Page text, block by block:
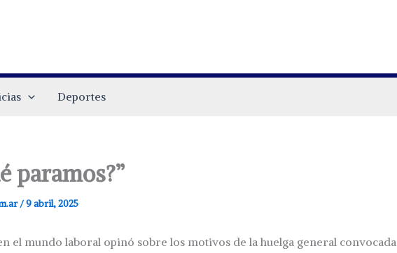
Deportes
paramos?”
/9 abril, 2025
el mundo laboral opinó sobre los motivos de la huelga general convocada